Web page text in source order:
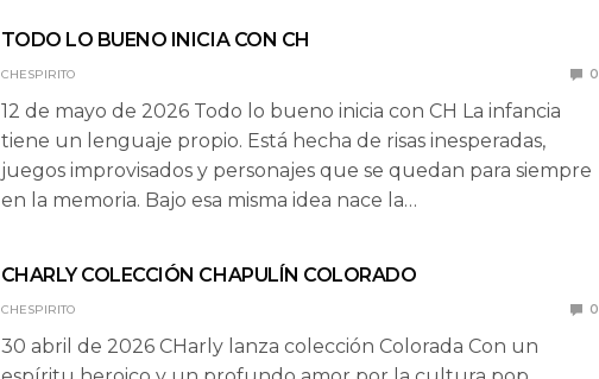
TODO LO BUENO INICIA CON CH
CHESPIRITO 0
12 de mayo de 2026 Todo lo bueno inicia con CH La infancia
tiene un lenguaje propio. Está hecha de risas inesperadas,
juegos improvisados y personajes que se quedan para siempre
en la memoria. Bajo esa misma idea nace la…
CHARLY COLECCIÓN CHAPULÍN COLORADO
CHESPIRITO 0
30 abril de 2026 CHarly lanza colección Colorada Con un